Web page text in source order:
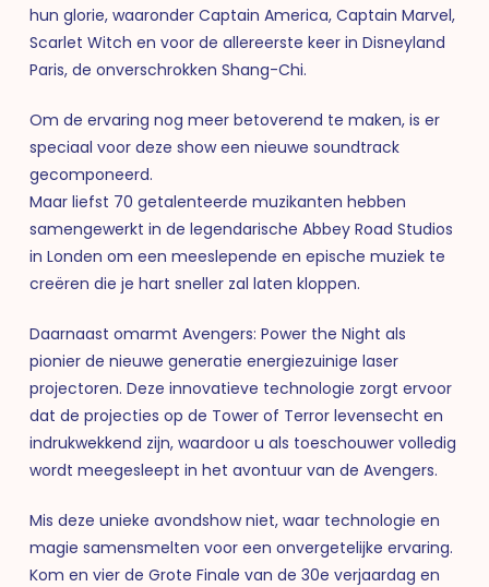
hun glorie, waaronder Captain America, Captain Marvel,
Scarlet Witch en voor de allereerste keer in Disneyland
Paris, de onverschrokken Shang-Chi.
Om de ervaring nog meer betoverend te maken, is er
speciaal voor deze show een nieuwe soundtrack
gecomponeerd.
Maar liefst 70 getalenteerde muzikanten hebben
samengewerkt in de legendarische Abbey Road Studios
in Londen om een meeslepende en epische muziek te
creëren die je hart sneller zal laten kloppen.
Daarnaast omarmt Avengers: Power the Night als
pionier de nieuwe generatie energiezuinige laser
projectoren. Deze innovatieve technologie zorgt ervoor
dat de projecties op de Tower of Terror levensecht en
indrukwekkend zijn, waardoor u als toeschouwer volledig
wordt meegesleept in het avontuur van de Avengers.
Mis deze unieke avondshow niet, waar technologie en
magie samensmelten voor een onvergetelijke ervaring.
Kom en vier de Grote Finale van de 30e verjaardag en